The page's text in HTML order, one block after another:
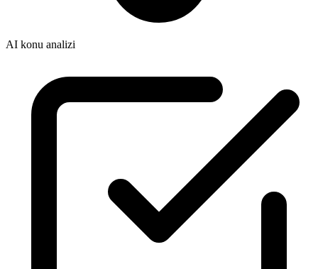
AI konu analizi